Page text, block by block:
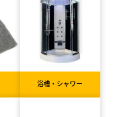
浴槽・シャワー